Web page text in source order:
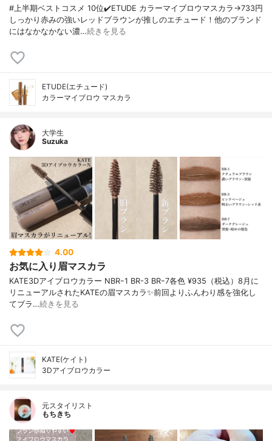
#上半期ベストコスメ 10位✔️ETUDE カラーマイブロウマスカラ→733円
しっかり赤みの強いレッドブラウンが推しのエチュード！他のブランド
にはなかなかない濃…続きを見る
ETUDE(エチュード)
カラーマイブロウ マスカラ
大学生
Suzuka
4.00
お気に入り眉マスカラ
KATE3Dアイブロウカラー NBRｰ1 BR-3 BRｰ7各色 ¥935（税込）8月に
リニューアルされたKATEの眉マスカラ✨前回よりふんわり感を強化し
てブラ…続きを見る
KATE(ケイト)
3Dアイブロウカラー
元スタイリスト
もちきち